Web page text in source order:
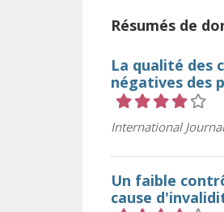
Résumés de
La qualité des
négatives des
International
Un faible
cause